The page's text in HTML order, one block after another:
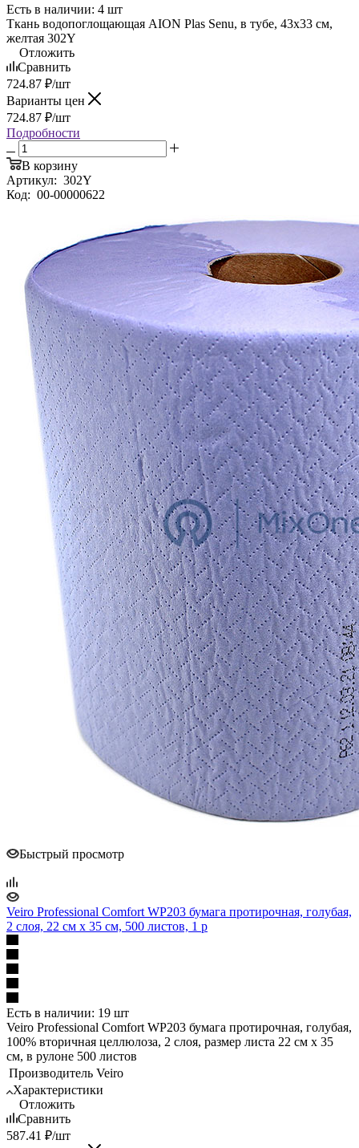
Есть в наличии: 4 шт
Ткань водопоглощающая AION Plas Senu, в тубе, 43х33 см,
желтая 302Y
Отложить
Сравнить
724.87 ₽/шт
Варианты цен
724.87 ₽/шт
Подробности
В корзину
Артикул: 302Y
Код: 00-00000622
Быстрый просмотр
Veiro Professional Comfort WP203 бумага протирочная, голубая,
2 слоя, 22 см х 35 см, 500 листов, 1 р
Есть в наличии: 19 шт
Veiro Professional Comfort WP203 бумага протирочная, голубая,
100% вторичная целлюлоза, 2 слоя, размер листа 22 см х 35
см, в рулоне 500 листов
Производитель Veiro
Характеристики
Отложить
Сравнить
587.41 ₽/шт